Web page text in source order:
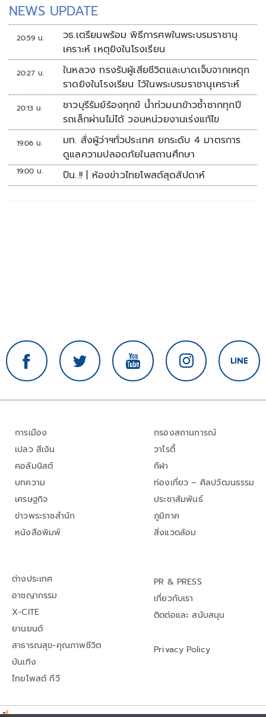
NEWS UPDATE
20:59 น.
วธ.เตรียมพร้อม พิธีการศพในพระบรมราชานุ
เคราะห์ เหตุยิงในโรงเรียน
20:27 น.
ในหลวง ทรงรับผู้เสียชีวิตและบาดเจ็บจากเหตุก
ราดยิงในโรงเรียน ไว้ในพระบรมราชานุเคราะห์
20:13 น.
ชาวบุรีรัมย์ร้องทุกข์ น้ำท่วมนาข้าวซ้ำซากทุกปี
รถเล็กผ่านไม่ได้ วอนหน่วยงานเร่งแก้ไข
19:06 น.
มท. สั่งผู้ว่าฯทั่วประเทศ ยกระดับ 4 มาตรการ
ดูแลความปลอดภัยในสถานศึกษา
19:00 น. ปืน..!! | ห้องข่าวไทยโพสต์สุดสัปดาห์
การเมือง
เปลว สีเงิน
คอลัมนิสต์
บทความ
เศรษฐกิจ
ข่าวพระราชสำนัก
หนังสือพิมพ์
กรองสถานการณ์
วาไรตี้
กีฬา
ท่องเที่ยว – ศิลปวัฒนธรรม
ประชาสัมพันธ์
ภูมิภาค
สิ่งแวดล้อม
ต่างประเทศ
อาชญากรรม
X-CITE
ยานยนต์
สาธารณสุข-คุณภาพชีวิต
บันเทิง
ไทยโพสต์ ทีวี
PR & PRESS
เกี่ยวกับเรา
ติดต่อและ สนับสนุน
Privacy Policy